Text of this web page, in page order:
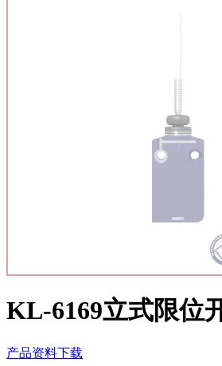
KL-6169立式限位
产品资料下载